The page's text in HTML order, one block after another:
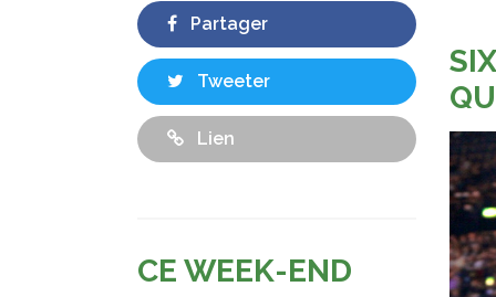
Partager
Tweeter
Lien
CE WEEK-END